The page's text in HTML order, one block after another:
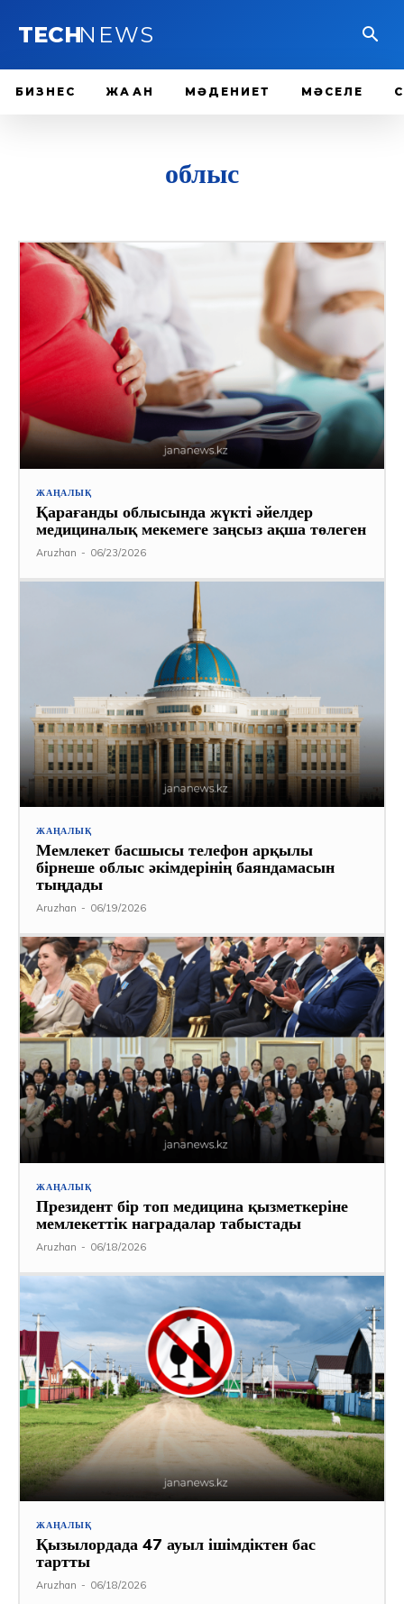
TECHNEWS
БИЗНЕС ЖАҺАН МӘДЕНИЕТ МӘСЕЛЕ
облыс
ЖАҢАЛЫҚ
Қарағанды облысында жүкті әйелдер
медициналық мекемеге заңсыз ақша төлеген
Aruzhan - 06/23/2026
ЖАҢАЛЫҚ
Мемлекет басшысы телефон арқылы
бірнеше облыс әкімдерінің баяндамасын
тыңдады
Aruzhan - 06/19/2026
ЖАҢАЛЫҚ
Президент бір топ медицина қызметкеріне
мемлекеттік наградалар табыстады
Aruzhan - 06/18/2026
ЖАҢАЛЫҚ
Қызылордада 47 ауыл ішімдіктен бас
тартты
Aruzhan - 06/18/2026